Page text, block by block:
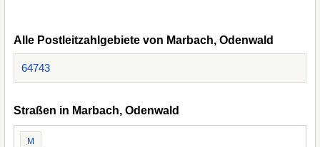
Alle Postleitzahlgebiete von Marbach, Odenwald
64743
Straßen in Marbach, Odenwald
M